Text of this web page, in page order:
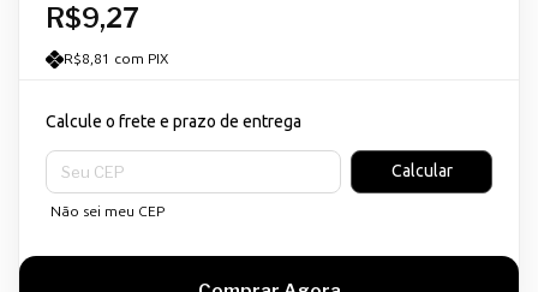
R$9,27
R$8,81 com PIX
Calcule o frete e prazo de entrega
Entregas para o CEP:
Calcular
Não sei meu CEP